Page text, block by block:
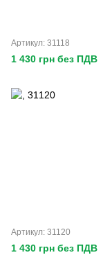
Артикул: 31118
1 430 грн без ПДВ
Артикул: 31120
1 430 грн без ПДВ